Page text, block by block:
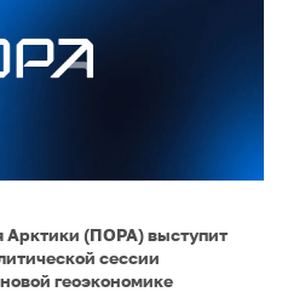
Арктики (ПОРА) выступит
сессии
геоэкономике